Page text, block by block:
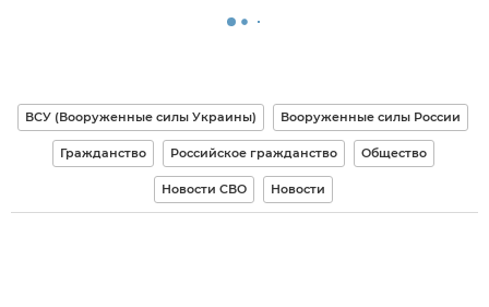
ВСУ (Вооруженные силы Украины) Вооруженные силы России
Гражданство Российское гражданство Общество
Новости СВО Новости